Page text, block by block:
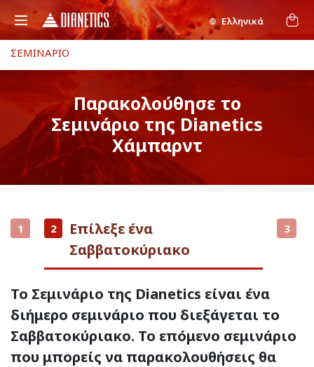
Ελληνικά
ΣΕΜΙΝΑΡΙΟ
Παρακολούθησε το
Σεμινάριο της Dianetics
Χάμπαρντ
1 2
Επίλεξε ένα
Σαββατοκύριακο
3
Το Σεμινάριο της Dianetics είναι ένα
διήμερο σεμινάριο που διεξάγεται το
Σαββατοκύριακο. Το επόμενο σεμινάριο
που μπορείς να παρακολουθήσεις θα